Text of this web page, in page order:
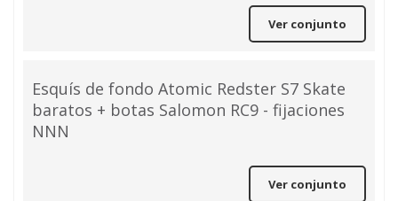
Ver conjunto
Esquís de fondo Atomic Redster S7 Skate
baratos + botas Salomon RC9 - fijaciones
NNN
Ver conjunto